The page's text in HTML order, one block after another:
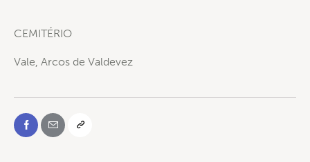
CEMITÉRIO
Vale, Arcos de Valdevez